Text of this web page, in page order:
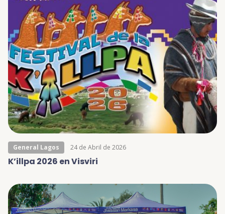
General Lagos 24 de Abril de 2026
K’illpa 2026 en Visviri